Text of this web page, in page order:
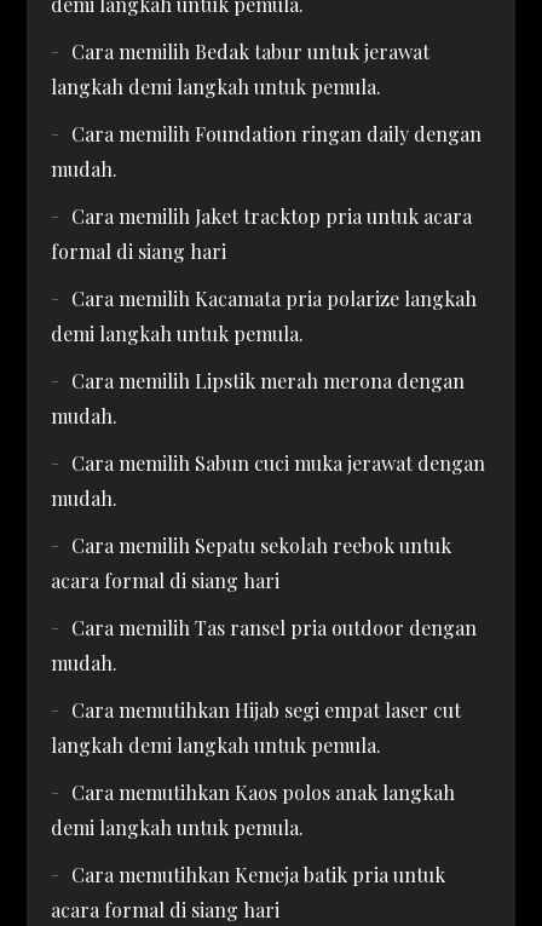
Cara memilih Bedak tabur untuk jerawat
langkah demi langkah untuk pemula.
Cara memilih Foundation ringan daily dengan
mudah.
Cara memilih Jaket tracktop pria untuk acara
formal di siang hari
Cara memilih Kacamata pria polarize langkah
demi langkah untuk pemula.
Cara memilih Lipstik merah merona dengan
mudah.
Cara memilih Sabun cuci muka jerawat dengan
mudah.
Cara memilih Sepatu sekolah reebok untuk
acara formal di siang hari
Cara memilih Tas ransel pria outdoor dengan
mudah.
Cara memutihkan Hijab segi empat laser cut
langkah demi langkah untuk pemula.
Cara memutihkan Kaos polos anak langkah
demi langkah untuk pemula.
Cara memutihkan Kemeja batik pria untuk
acara formal di siang hari